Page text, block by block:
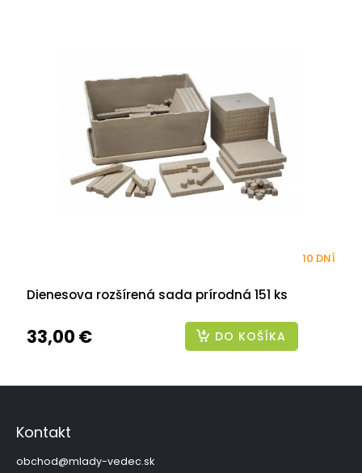
Dienesova rozšírená sada prírodná 151 ks
10 DNÍ
33,00 € DO KOŠÍKA
Z
Kontakt
obchod@mlady-vedec.sk